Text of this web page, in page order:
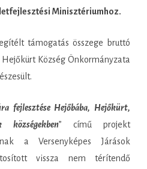
Minisztériumhoz.
támogatás összege bruttó
Község Önkormányzata
fejlesztése Hejőbába, Hejőkürt,
községekben” című projekt
a Versenyképes Járások
vissza nem térítendő